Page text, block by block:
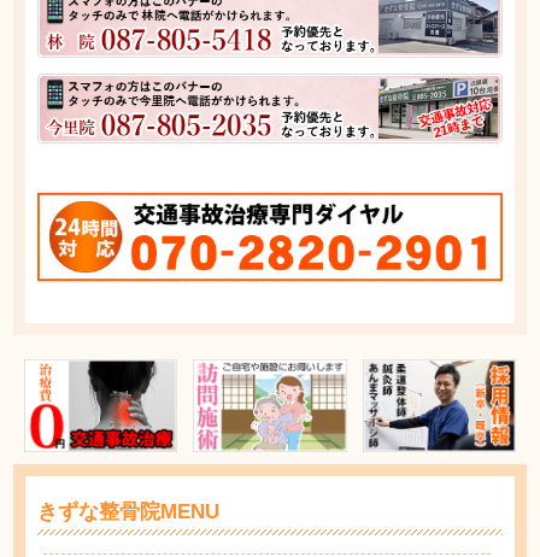
きずな整骨院MENU